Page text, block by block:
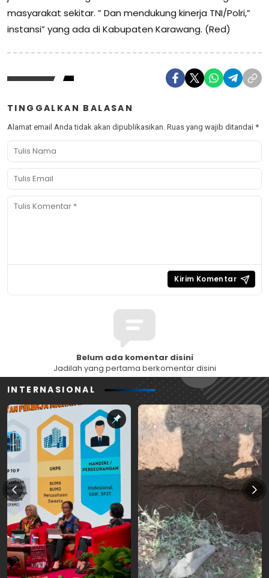
masyarakat sekitar. ” Dan mendukung kinerja TNI/Polri,”
instansi” yang ada di Kabupaten Karawang. (Red)
TINGGALKAN BALASAN
Alamat email Anda tidak akan dipublikasikan. Ruas yang wajib ditandai *
Belum ada komentar disini
Jadilah yang pertama berkomentar disini
INTERNASIONAL